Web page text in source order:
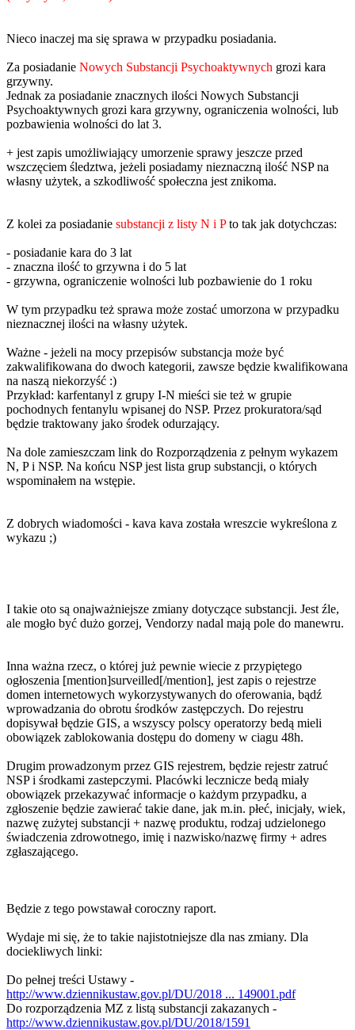
Nieco inaczej ma się sprawa w przypadku posiadania.
Za posiadanie Nowych Substancji Psychoaktywnych grozi kara
grzywny.
Jednak za posiadanie znacznych ilości Nowych Substancji
Psychoaktywnych grozi kara grzywny, ograniczenia wolności, lub
pozbawienia wolności do lat 3.
+ jest zapis umożliwiający umorzenie sprawy jeszcze przed
wszczęciem śledztwa, jeżeli posiadamy nieznaczną ilość NSP na
własny użytek, a szkodliwość społeczna jest znikoma.
Z kolei za posiadanie substancji z listy N i Pto tak jak dotychczas:
- posiadanie kara do 3 lat
- znaczna ilość to grzywna i do 5 lat
- grzywna, ograniczenie wolności lub pozbawienie do 1 roku
W tym przypadku też sprawa może zostać umorzona w przypadku
nieznacznej ilości na własny użytek.
Ważne - jeżeli na mocy przepisów substancja może być
zakwalifikowana do dwoch kategorii, zawsze będzie kwalifikowana
na naszą niekorzyść :)
Przykład: karfentanyl z grupy I-N mieści sie też w grupie
pochodnych fentanylu wpisanej do NSP. Przez prokuratora/sąd
będzie traktowany jako środek odurzający.
Na dole zamieszczam link do Rozporządzenia z pełnym wykazem
N, P i NSP. Na końcu NSP jest lista grup substancji, o których
wspominałem na wstępie.
Z dobrych wiadomości - kava kava została wreszcie wykreślona z
wykazu ;)
I takie oto są onajważniejsze zmiany dotyczące substancji. Jest źle,
ale mogło być dużo gorzej, Vendorzy nadal mają pole do manewru.
Inna ważna rzecz, o której już pewnie wiecie z przypiętego
ogłoszenia [mention]surveilled[/mention], jest zapis o rejestrze
domen internetowych wykorzystywanych do oferowania, bądź
wprowadzania do obrotu środków zastępczych. Do rejestru
dopisywał będzie GIS, a wszyscy polscy operatorzy bedą mieli
obowiązek zablokowania dostępu do domeny w ciagu 48h.
Drugim prowadzonym przez GIS rejestrem, będzie rejestr zatruć
NSP i środkami zastepczymi. Placówki lecznicze bedą miały
obowiązek przekazywać informacje o każdym przypadku, a
zgłoszenie będzie zawierać takie dane, jak m.in. płeć, inicjały, wiek,
nazwę zużytej substancji + nazwę produktu, rodzaj udzielonego
świadczenia zdrowotnego, imię i nazwisko/nazwę firmy + adres
zgłaszającego.
Będzie z tego powstawał coroczny raport.
Wydaje mi się, że to takie najistotniejsze dla nas zmiany. Dla
dociekliwych linki:
Do pełnej treści Ustawy -
http://www.dziennikustaw.gov.pl/DU/2018 ... 149001.pdf
Do rozporządzenia MZ z listą substancji zakazanych -
http://www.dziennikustaw.gov.pl/DU/2018/1591